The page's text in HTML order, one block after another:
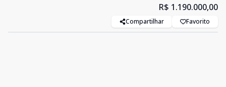
R$ 1.190.000,00
Compartilhar Favorito